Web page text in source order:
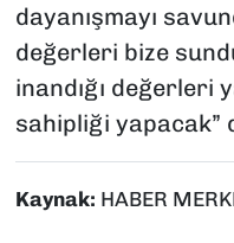
dayanışmayı
değerleri bize
inandığı değerleri
sahipliği yapacak”
Kaynak: HABER